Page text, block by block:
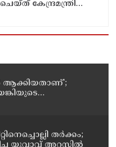
കേന്ദ്രമന്ത്രി
ആക്കിയതാണ്';
തർക്കം;
യുവാവ് അറസ്റ്റിൽ